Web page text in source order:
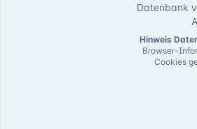
Datenbank
Hinweis
Browser-
Cookies